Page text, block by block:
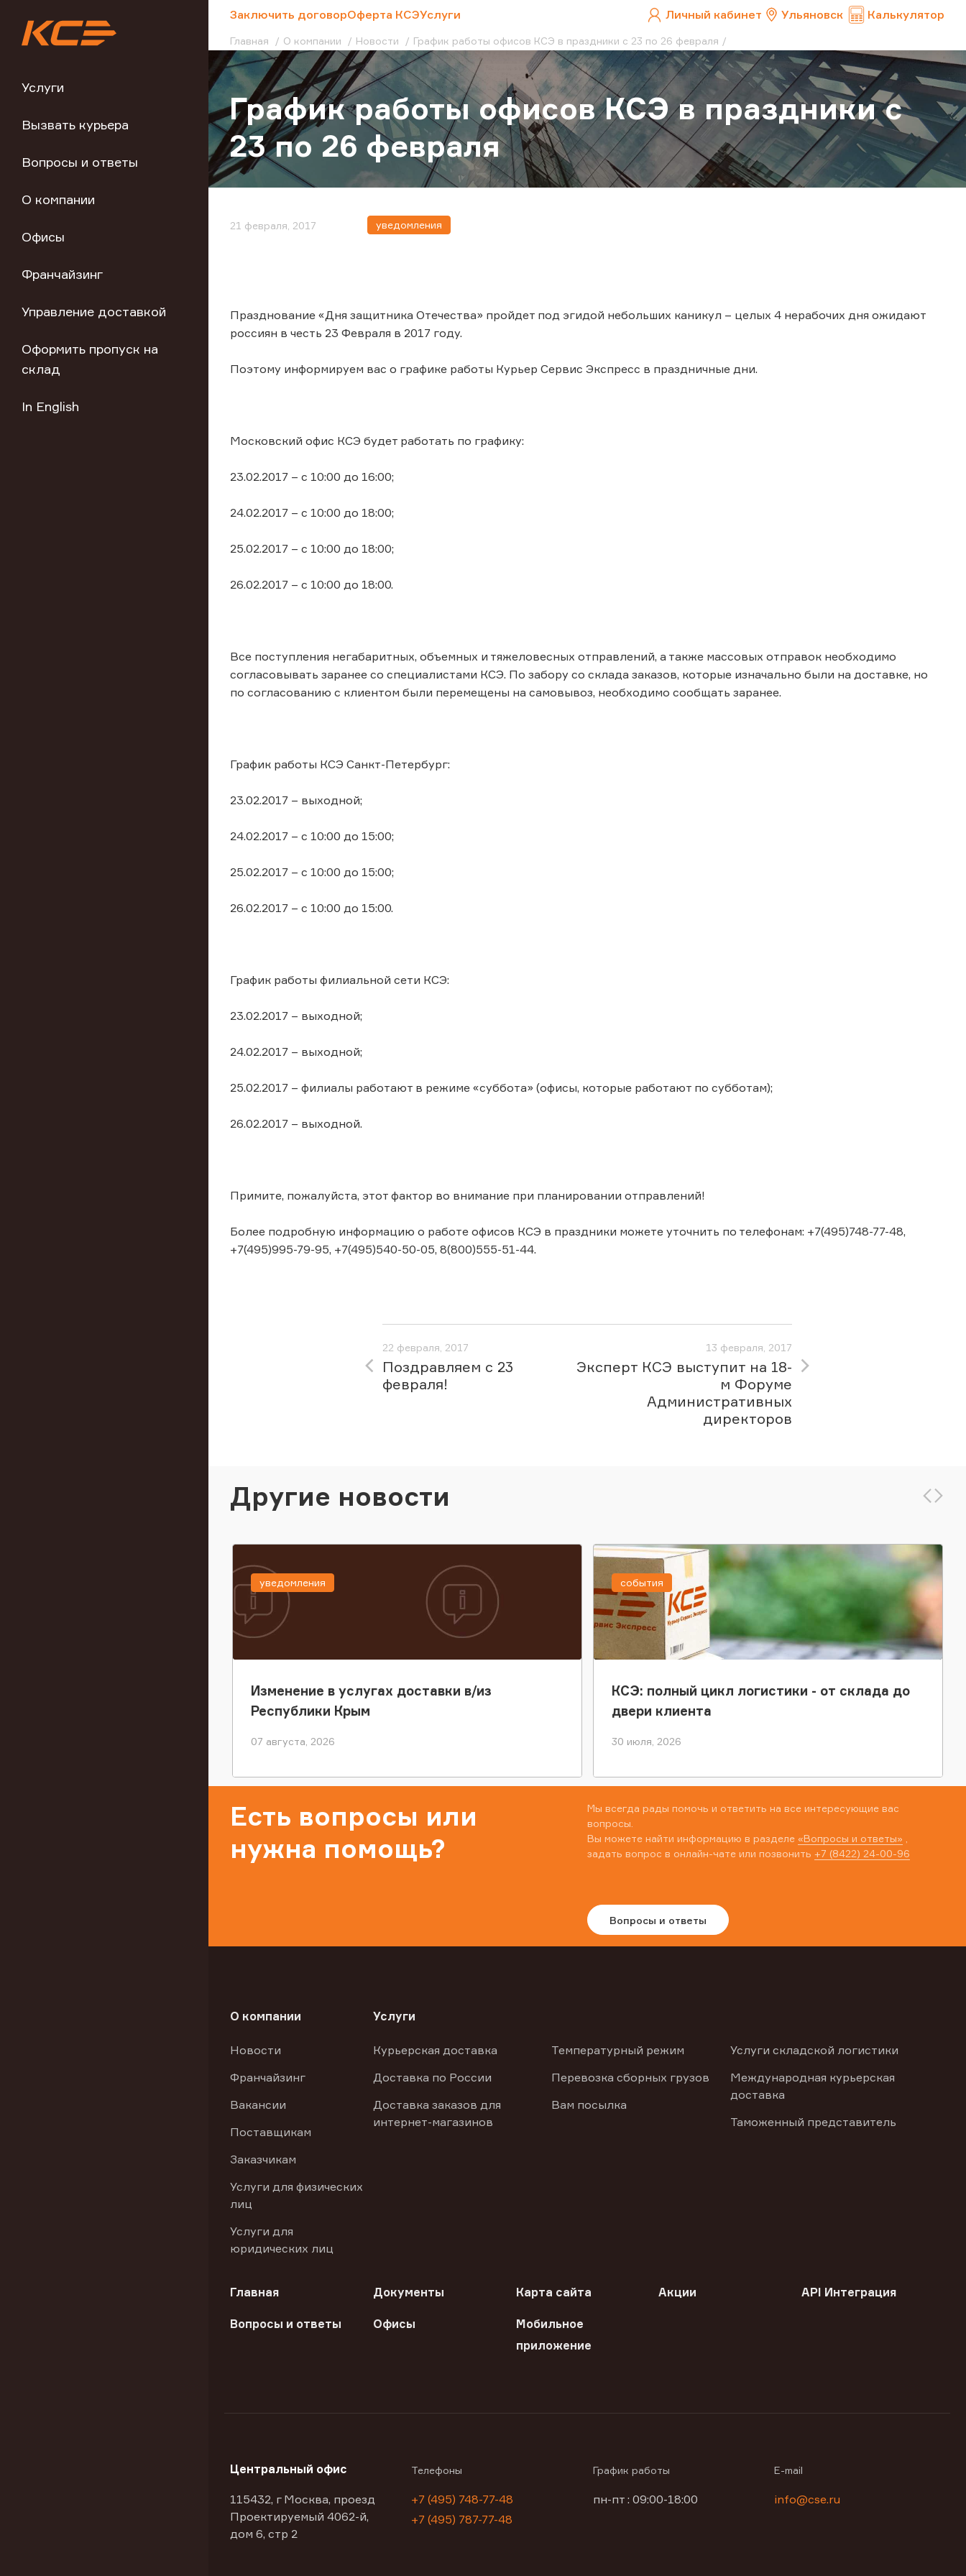
Услуги
Вызвать курьера
Вопросы и ответы
О компании
Офисы
Франчайзинг
Управление доставкой
Оформить пропуск на
склад
In English
Заключить договорОферта КСЭУслуги Личный кабинет Ульяновск Калькулятор
Главная О компании Новости График работы офисов КСЭ в праздники с 23 по 26 февраля
График работы офисов КСЭ в праздники с
23 по 26 февраля
21 февраля, 2017 уведомления
Празднование «Дня защитника Отечества» пройдет под эгидой небольших каникул – целых 4 нерабочих дня ожидают
россиян в честь 23 Февраля в 2017 году.
Поэтому информируем вас о графике работы Курьер Сервис Экспресс в праздничные дни.
Московский офис КСЭ будет работать по графику:
23.02.2017 – с 10:00 до 16:00;
24.02.2017 – с 10:00 до 18:00;
25.02.2017 – с 10:00 до 18:00;
26.02.2017 – с 10:00 до 18:00.
Все поступления негабаритных, объемных и тяжеловесных отправлений, а также массовых отправок необходимо
согласовывать заранее со специалистами КСЭ. По забору со склада заказов, которые изначально были на доставке, но
по согласованию с клиентом были перемещены на самовывоз, необходимо сообщать заранее.
График работы КСЭ Санкт-Петербург:
23.02.2017 – выходной;
24.02.2017 – с 10:00 до 15:00;
25.02.2017 – с 10:00 до 15:00;
26.02.2017 – с 10:00 до 15:00.
График работы филиальной сети КСЭ:
23.02.2017 – выходной;
24.02.2017 – выходной;
25.02.2017 – филиалы работают в режиме «суббота» (офисы, которые работают по субботам);
26.02.2017 – выходной.
Примите, пожалуйста, этот фактор во внимание при планировании отправлений!
Более подробную информацию о работе офисов КСЭ в праздники можете уточнить по телефонам: +7(495)748-77-48,
+7(495)995-79-95, +7(495)540-50-05, 8(800)555-51-44.
22 февраля, 2017
Поздравляем с 23
февраля!
13 февраля, 2017
Эксперт КСЭ выступит на 18-
м Форуме
Административных
директоров
Другие новости
Изменение в услугах доставки в/из
Республики Крым
07 августа, 2026
уведомления
КСЭ: полный цикл логистики - от склада до
двери клиента
30 июля, 2026
события
Есть вопросы или
нужна помощь?
Мы всегда рады помочь и ответить на все интересующие вас
вопросы.
Вы можете найти информацию в разделе «Вопросы и ответы»
задать вопрос в онлайн-чате или позвонить +7 (8422) 24-00-96
Вопросы и ответы
О компании
Новости
Франчайзинг
Вакансии
Поставщикам
Заказчикам
Услуги для физических
лиц
Услуги для
юридических лиц
Услуги
Курьерская доставка
Доставка по России
Доставка заказов для
интернет-магазинов
Температурный режим
Перевозка сборных грузов
Вам посылка
Услуги складской логистики
Международная курьерская
доставка
Таможенный представитель
Главная Документы Карта сайта Акции API Интеграция
Вопросы и ответы Офисы
Мобильное
приложение
Центральный офис
115432, г Москва, проезд
Проектируемый 4062-й,
дом 6, стр 2
Телефоны
+7 (495) 748-77-48
+7 (495) 787-77-48
График работы
пн-пт : 09:00-18:00
E-mail
info@cse.ru